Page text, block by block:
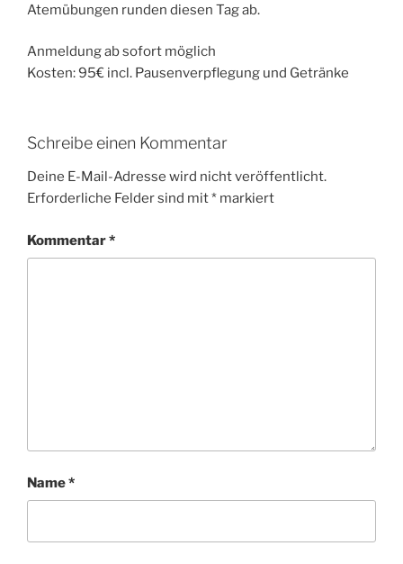
Atemübungen runden diesen Tag ab.
Anmeldung ab sofort möglich
Kosten: 95€ incl. Pausenverpflegung und Getränke
Schreibe einen Kommentar
Deine E-Mail-Adresse wird nicht veröffentlicht.
Erforderliche Felder sind mit* markiert
Kommentar*
Name*